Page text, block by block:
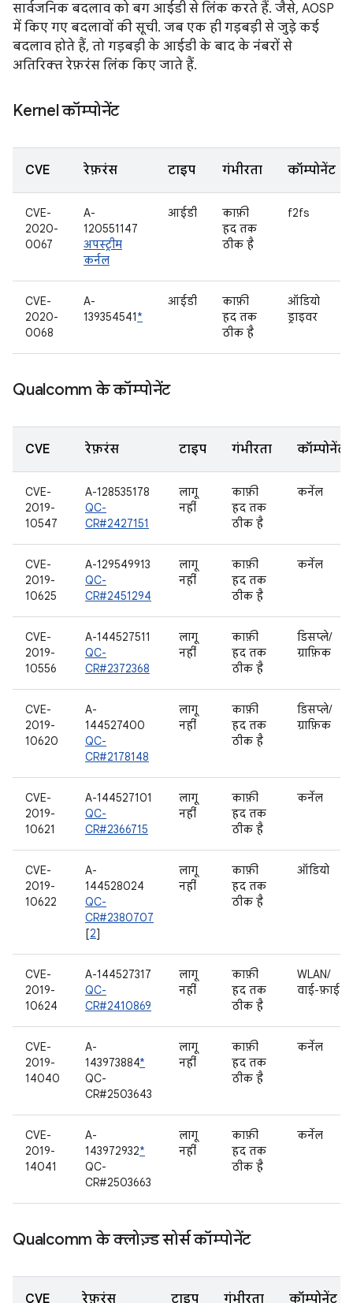
सार्वजनिक बदलाव को बग आईडी से लिंक करते हैं. जैसे, AOSP
में किए गए बदलावों की सूची. जब एक ही गड़बड़ी से जुड़े कई
बदलाव होते हैं, तो गड़बड़ी के आईडी के बाद के नंबरों से
अतिरिक्त रेफ़रंस लिंक किए जाते हैं.
Kernel कॉम्पोनेंट
CVE रेफ़रंस टाइप गंभीरता कॉम्पोनेंट
CVE-
2020-
0067
A-
120551147
अपस्ट्रीम
कर्नल
आईडी
काफ़ी
हद तक
ठीक है
f2fs
CVE-
2020-
0068
A-
139354541*
आईडी
काफ़ी
हद तक
ठीक है
ऑडियो
ड्राइवर
Qualcomm के कॉम्पोनेंट
CVE रेफ़रंस टाइप गंभीरता कॉम्पोनेंट
CVE-
2019-
10547
A-128535178
QC-
CR#2427151
लागू
नहीं
काफ़ी
हद तक
ठीक है
कर्नेल
CVE-
2019-
10625
A-129549913
QC-
CR#2451294
लागू
नहीं
काफ़ी
हद तक
ठीक है
कर्नेल
CVE-
2019-
10556
A-144527511
QC-
CR#2372368
लागू
नहीं
काफ़ी
हद तक
ठीक है
डिसप्ले/
ग्राफ़िक
CVE-
2019-
10620
A-
144527400
QC-
CR#2178148
लागू
नहीं
काफ़ी
हद तक
ठीक है
डिसप्ले/
ग्राफ़िक
CVE-
2019-
10621
A-144527101
QC-
CR#2366715
लागू
नहीं
काफ़ी
हद तक
ठीक है
कर्नेल
CVE-
2019-
10622
A-
144528024
QC-
CR#2380707
[2]
लागू
नहीं
काफ़ी
हद तक
ठीक है
ऑडियो
CVE-
2019-
10624
A-144527317
QC-
CR#2410869
लागू
नहीं
काफ़ी
हद तक
ठीक है
WLAN/
वाई-फ़ाई
CVE-
2019-
14040
A-
143973884*
QC-
CR#2503643
लागू
नहीं
काफ़ी
हद तक
ठीक है
कर्नेल
CVE-
2019-
14041
A-
143972932*
QC-
CR#2503663
लागू
नहीं
काफ़ी
हद तक
ठीक है
कर्नेल
Qualcomm के क्लोज़्ड सोर्स कॉम्पोनेंट
CVE रेफ़रंस टाइप गंभीरता कॉम्पोनेंट